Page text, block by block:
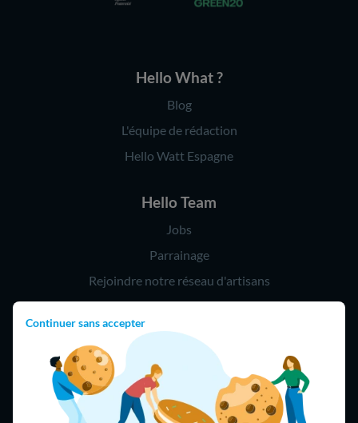
Continuer sans accepter
Hello What ?
Blog
L'équipe de rédaction
Hello Watt Espagne
Hello Team
Jobs
Parrainage
Rejoindre notre réseau d'artisans
Hello !
09 75 18 60 60
(8h-21h)
75018 Paris